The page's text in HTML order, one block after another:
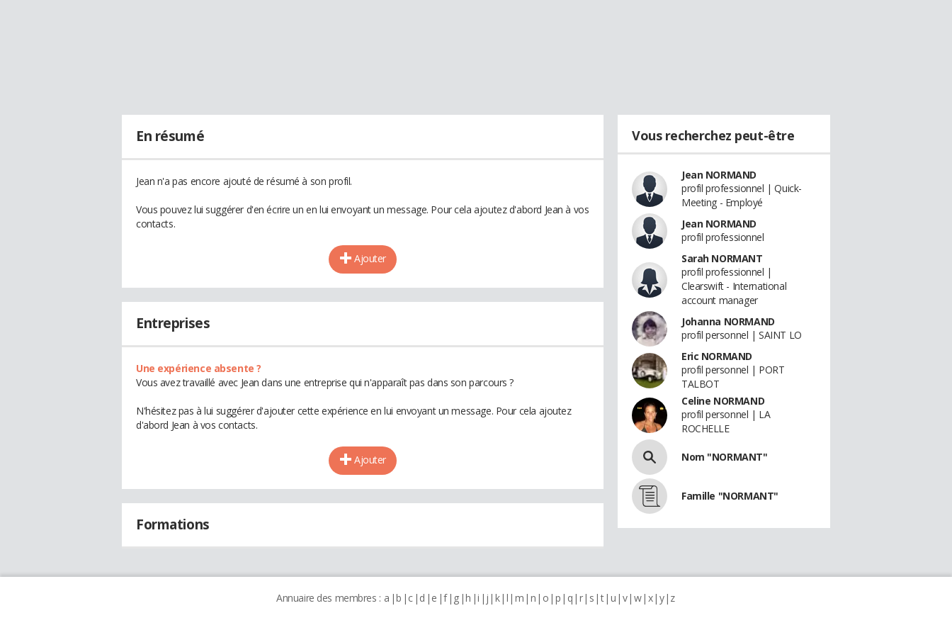
En résumé
Jean n'a pas encore ajouté de résumé à son profil.
Vous pouvez lui suggérer d'en écrire un en lui envoyant un message. Pour cela ajoutez d'abord Jean à vos
contacts.
Ajouter
Entreprises
Une expérience absente ?
Vous avez travaillé avec Jean dans une entreprise qui n'apparaît pas dans son parcours ?
N'hésitez pas à lui suggérer d'ajouter cette expérience en lui envoyant un message. Pour cela ajoutez
d'abord Jean à vos contacts.
Ajouter
Formations
Vous recherchez peut-être
Jean NORMAND
profil professionnel | Quick-
Meeting - Employé
Jean NORMAND
profil professionnel
Sarah NORMANT
profil professionnel |
Clearswift - International
account manager
Johanna NORMAND
profil personnel | SAINT LO
Eric NORMAND
profil personnel | PORT
TALBOT
Celine NORMAND
profil personnel | LA
ROCHELLE
Nom "NORMANT"
Famille "NORMANT"
Annuaire des membres : a b c d e f g h i j k l m n o p q r s t u v w x y z